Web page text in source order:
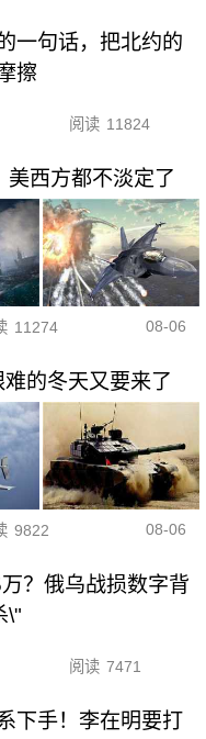
一句话，把北约的
擦
阅读 11824
西方都不淡定了
11274 08-06
的冬天又要来了
9822 08-06
？俄乌战损数字背
\"
阅读 7471
下手！李在明要打